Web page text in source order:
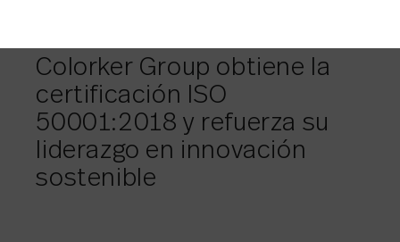
Colorker Group obtiene la
certificación ISO
50001:2018 y refuerza su
liderazgo en innovación
sostenible